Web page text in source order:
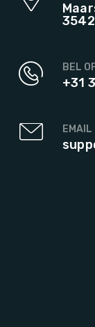
BEL
+31
EMAIL